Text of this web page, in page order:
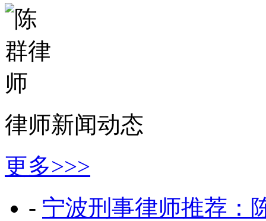
律师新闻动态
更多>>>
- 宁波刑事律师推荐：